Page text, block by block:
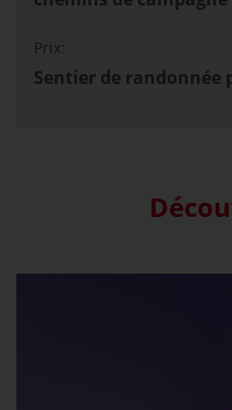
Prix:
Sentier de randonnée